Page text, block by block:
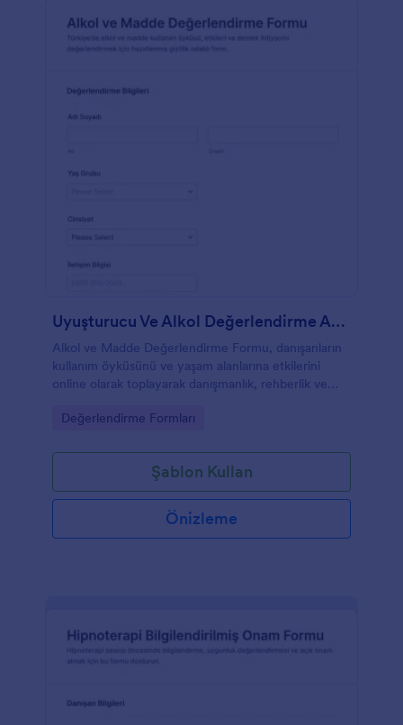
Uyuşturucu Ve Alkol Değerlendirme Anketi
Alkol ve Madde Değerlendirme Formu, danışanların
kullanım öyküsünü ve yaşam alanlarına etkilerini
online olarak toplayarak danışmanlık, rehberlik ve
kolaylaştırır.
Go to Category:
Değerlendirme Formları
Şablon Kullan
Önizleme